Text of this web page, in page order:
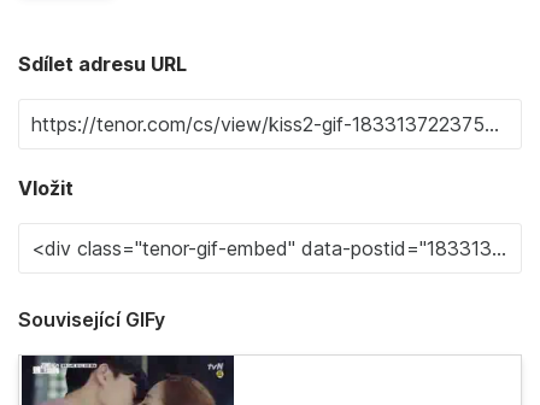
Sdílet adresu URL
Vložit
Související GIFy